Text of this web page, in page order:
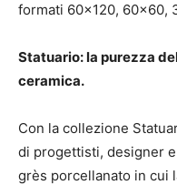
formati 60×120, 60×60,
Statuario: la purezza
ceramica.
Con la collezione
di progettisti, designer
grès porcellanato in cui